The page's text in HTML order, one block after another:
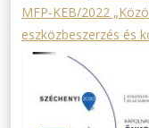
MFP-KEB/2022
eszközbeszerzés és